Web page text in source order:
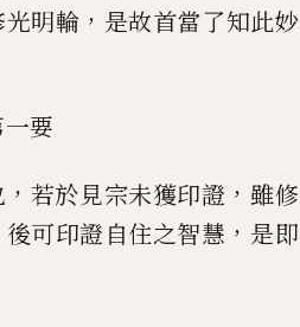
明輪 ， 是故首當了知此妙
要
， 若於見宗未獲印證 ， 雖修
後可印證自住之智慧 ， 是即